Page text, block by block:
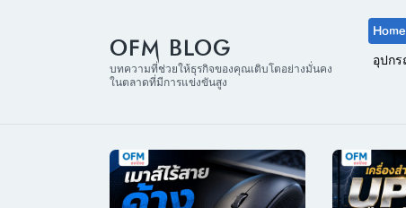
OFM BLOG
บทความที่ช่วยให้ธุรกิจของคุณเติบโตอย่างมั่นคง
ในตลาดที่มีการแข่งขันสูง
Home
อุปก